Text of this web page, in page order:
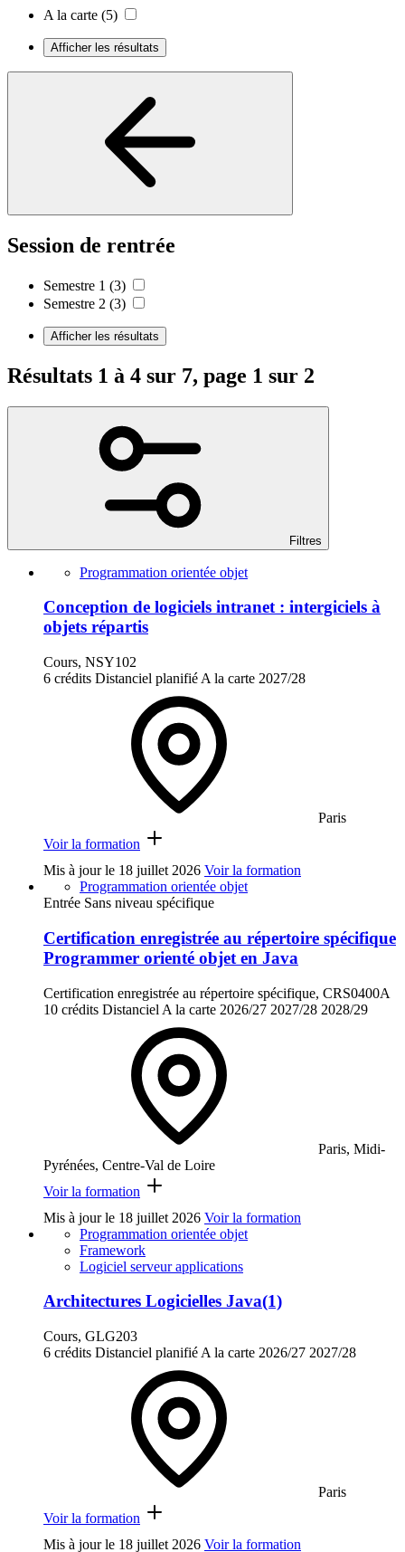
A la carte (5)
Afficher les résultats
Session de rentrée
Semestre 1 (3)
Semestre 2 (3)
Afficher les résultats
Résultats 1 à 4 sur 7, page 1 sur 2
Filtres
Programmation orientée objet
Conception de logiciels intranet : intergiciels à
objets répartis
Cours, NSY102
6 crédits Distanciel planifié A la carte 2027/28
Paris
Voir la formation
Mis à jour le 18 juillet 2026 Voir la formation
Programmation orientée objet
Entrée Sans niveau spécifique
Certification enregistrée au répertoire spécifique
Programmer orienté objet en Java
Certification enregistrée au répertoire spécifique, CRS0400A
10 crédits Distanciel A la carte 2026/27 2027/28 2028/29
Paris, Midi-
Pyrénées, Centre-Val de Loire
Voir la formation
Mis à jour le 18 juillet 2026 Voir la formation
Programmation orientée objet
Framework
Logiciel serveur applications
Architectures Logicielles Java(1)
Cours, GLG203
6 crédits Distanciel planifié A la carte 2026/27 2027/28
Paris
Voir la formation
Mis à jour le 18 juillet 2026 Voir la formation